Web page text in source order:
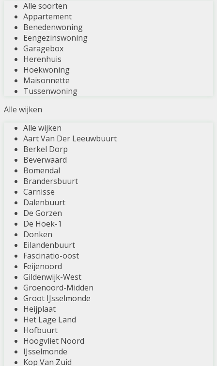
Alle soorten
Appartement
Benedenwoning
Eengezinswoning
Garagebox
Herenhuis
Hoekwoning
Maisonnette
Tussenwoning
Alle wijken
Alle wijken
Aart Van Der Leeuwbuurt
Berkel Dorp
Beverwaard
Bomendal
Brandersbuurt
Carnisse
Dalenbuurt
De Gorzen
De Hoek-1
Donken
Eilandenbuurt
Fascinatio-oost
Feijenoord
Gildenwijk-West
Groenoord-Midden
Groot IJsselmonde
Heijplaat
Het Lage Land
Hofbuurt
Hoogvliet Noord
IJsselmonde
Kop Van Zuid